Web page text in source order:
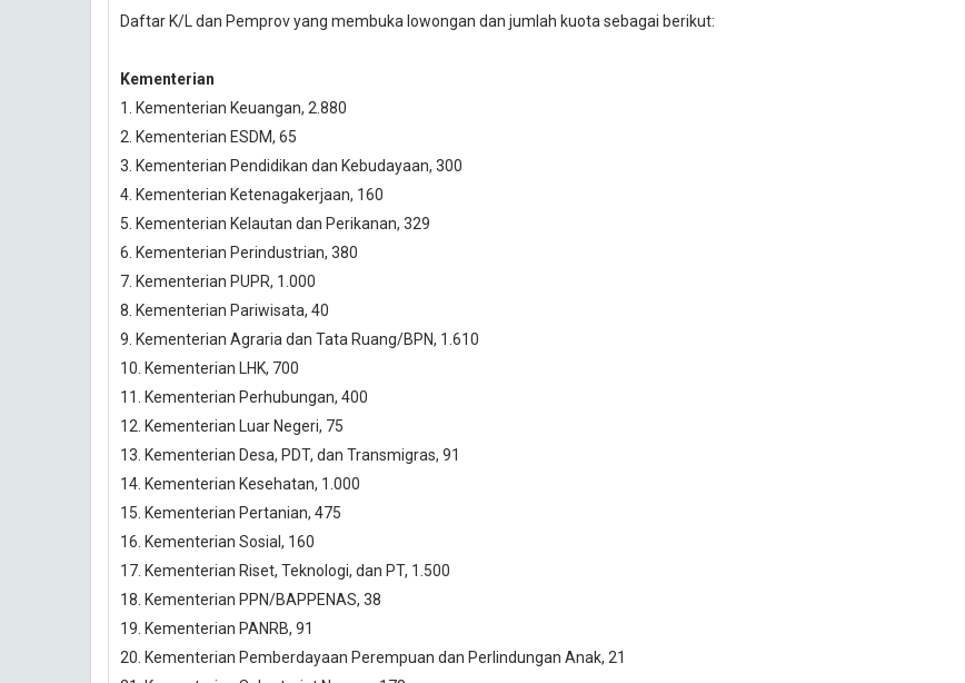
Daftar K/L dan Pemprov yang membuka lowongan dan jumlah kuota sebagai berikut:
Kementerian
1. Kementerian Keuangan, 2.880
2. Kementerian ESDM, 65
3. Kementerian Pendidikan dan Kebudayaan, 300
4. Kementerian Ketenagakerjaan, 160
5. Kementerian Kelautan dan Perikanan, 329
6. Kementerian Perindustrian, 380
7. Kementerian PUPR, 1.000
8. Kementerian Pariwisata, 40
9. Kementerian Agraria dan Tata Ruang/BPN, 1.610
10. Kementerian LHK, 700
11. Kementerian Perhubungan, 400
12. Kementerian Luar Negeri, 75
13. Kementerian Desa, PDT, dan Transmigras, 91
14. Kementerian Kesehatan, 1.000
15. Kementerian Pertanian, 475
16. Kementerian Sosial, 160
17. Kementerian Riset, Teknologi, dan PT, 1.500
18. Kementerian PPN/BAPPENAS, 38
19. Kementerian PANRB, 91
20. Kementerian Pemberdayaan Perempuan dan Perlindungan Anak, 21